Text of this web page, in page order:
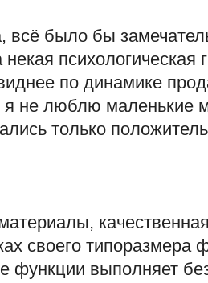
всё было бы
психологическая
по динамике
я не люблю маленькие
только
своего типоразмера
функции выполняет